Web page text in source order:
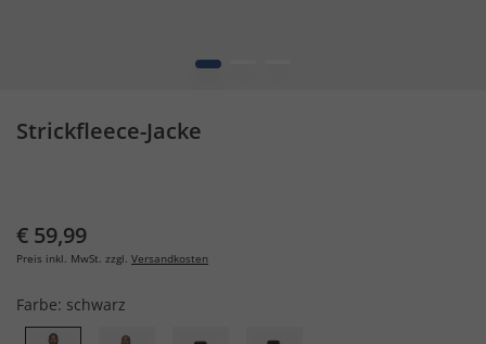
1
Strickfleece-Jacke
€ 59,99
Preis inkl. MwSt. zzgl. Versandkosten
Farbe: schwarz